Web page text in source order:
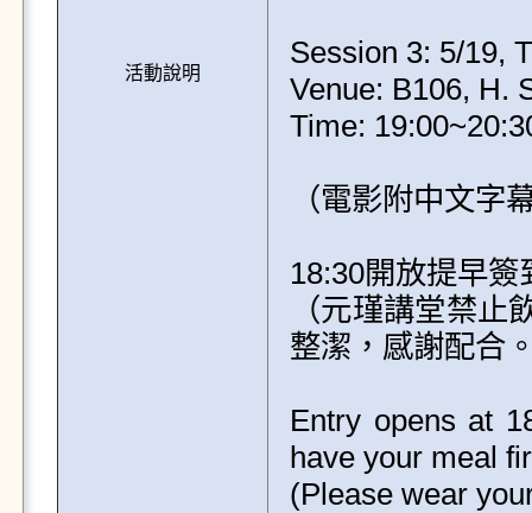
活動說明
Session 3: 5/19,
Venue: B106, H.
Time:
（電影附中文字
18:30開放提早
（元瑾講堂禁
整潔，感謝配合
Entry opens at
have your meal
(Please wear